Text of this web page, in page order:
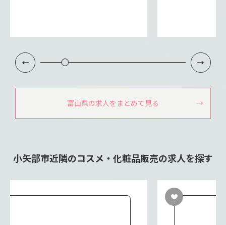
富山県の求人をまとめて見る
小矢部市近隣のコスメ・化粧品販売の求人を探す